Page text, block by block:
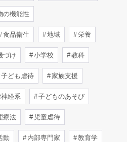
の機能性
食品衛生 地域 栄養
づけ 小学校 教科
ども虐待 家族支援
経系 子どものあそび
療法 児童虐待
動 内部専門家 教育学